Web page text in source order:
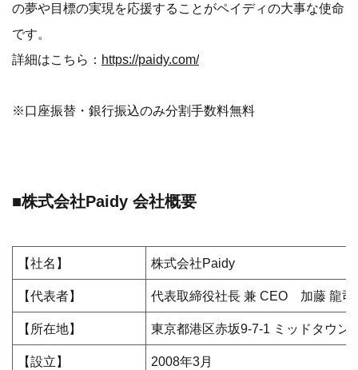
の夢や目標の実現を応援することがペイディの大事な使命
です。
詳細はこちら： https://paidy.com/
※口座振替・銀行振込のみ分割手数料無料
■株式会社Paidy 会社概要
【社名】 株式会社Paidy
【代表者】 代表取締役社長 兼 CEO 加藤 龍司
【所在地】 東京都港区赤坂9-7-1 ミッドタウン
【設立】 2008年3月